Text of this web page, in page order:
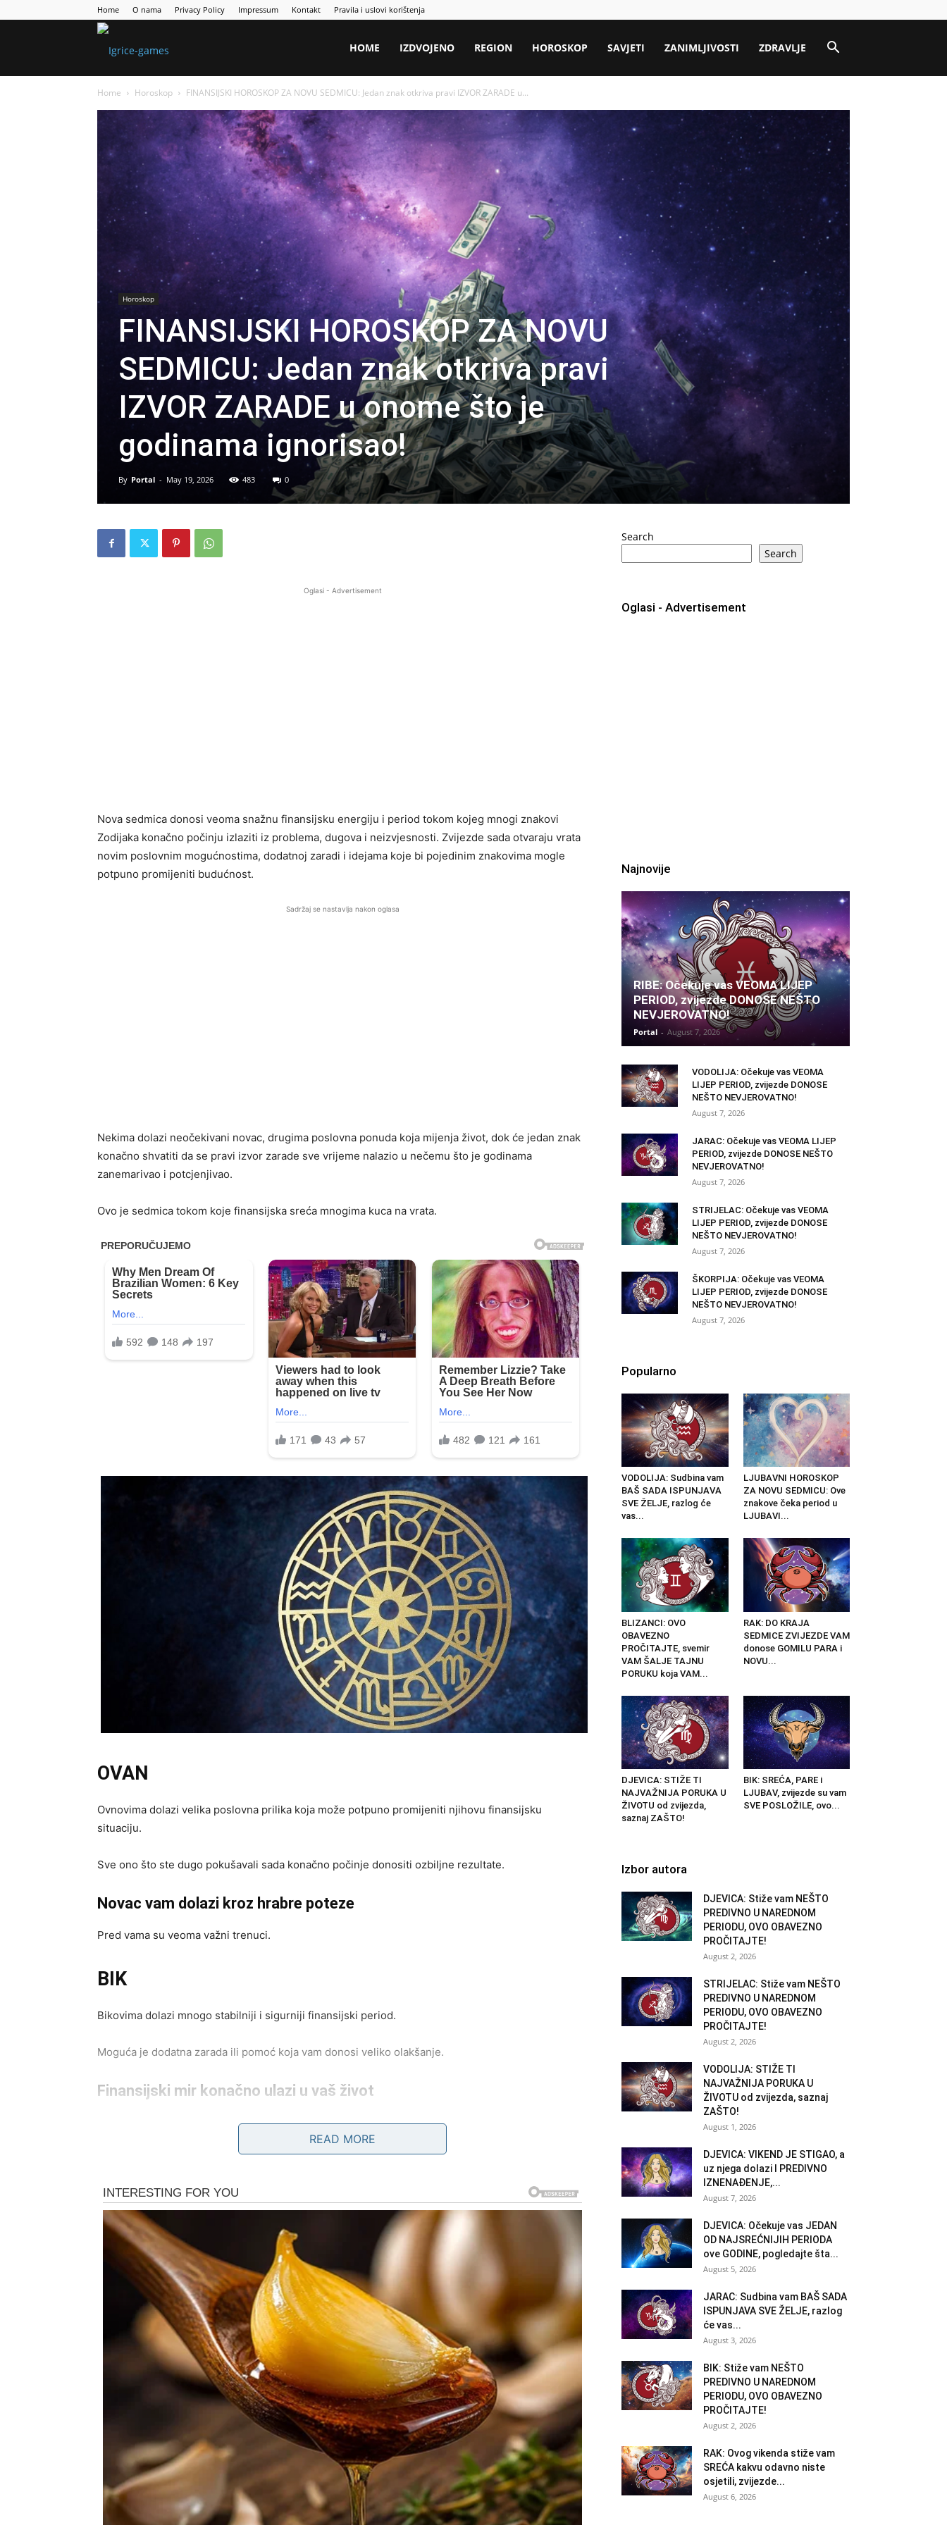
Home O nama Privacy Policy Impressum Kontakt Pravila i uslovi korištenja
HOME IZDVOJENO REGION HOROSKOP SAVJETI ZANIMLJIVOSTI ZDRAVLJE
Home Horoskop FINANSIJSKI HOROSKOP ZA NOVU SEDMICU: Jedan znak otkriva pravi IZVOR ZARADE u...
Horoskop
FINANSIJSKI HOROSKOP ZA NOVU
SEDMICU: Jedan znak otkriva pravi
IZVOR ZARADE u onome što je
godinama ignorisao!
By Portal - May 19, 2026 483 0
Oglasi - Advertisement
Nova sedmica donosi veoma snažnu finansijsku energiju i period tokom kojeg mnogi znakovi
Zodijaka konačno počinju izlaziti iz problema, dugova i neizvjesnosti. Zvijezde sada otvaraju vrata
novim poslovnim mogućnostima, dodatnoj zaradi i idejama koje bi pojedinim znakovima mogle
potpuno promijeniti budućnost.
Sadržaj se nastavlja nakon oglasa
Nekima dolazi neočekivani novac, drugima poslovna ponuda koja mijenja život, dok će jedan znak
konačno shvatiti da se pravi izvor zarade sve vrijeme nalazio u nečemu što je godinama
zanemarivao i potcjenjivao.
Ovo je sedmica tokom koje finansijska sreća mnogima kuca na vrata.
OVAN
Ovnovima dolazi velika poslovna prilika koja može potpuno promijeniti njihovu finansijsku
situaciju.
Sve ono što ste dugo pokušavali sada konačno počinje donositi ozbiljne rezultate.
Novac vam dolazi kroz hrabre poteze
Pred vama su veoma važni trenuci.
BIK
Bikovima dolazi mnogo stabilniji i sigurniji finansijski period.
Moguća je dodatna zarada ili pomoć koja vam donosi veliko olakšanje.
Finansijski mir konačno ulazi u vaš život
Pred vama su veoma pozitivni dani.
Zvijezde vam donose neočekivanu poslovnu ponudu ili saradnju.
Jedna prilika sada vam može potpuno promijeniti finansijsku budućnost.
Veliki novac dolazi iznenada
Pred vama su veoma uspješni trenuci.
RAK
Rakovima dolazi veliko olakšanje kada su posao i finansije u pitanju.
Poslije mnogo briga konačno dolazi osjećaj stabilnosti i sigurnosti.
Trud vam se konačno isplati
Pred vama su veoma važni trenuci.
READ MORE
Search
Search
Oglasi - Advertisement
Najnovije
RIBE: Očekuje vas VEOMA LIJEP
PERIOD, zvijezde DONOSE NEŠTO
NEVJEROVATNO!
Portal - August 7, 2026
VODOLIJA: Očekuje vas VEOMA
LIJEP PERIOD, zvijezde DONOSE
NEŠTO NEVJEROVATNO!
August 7, 2026
JARAC: Očekuje vas VEOMA LIJEP
PERIOD, zvijezde DONOSE NEŠTO
NEVJEROVATNO!
August 7, 2026
STRIJELAC: Očekuje vas VEOMA
LIJEP PERIOD, zvijezde DONOSE
NEŠTO NEVJEROVATNO!
August 7, 2026
ŠKORPIJA: Očekuje vas VEOMA
LIJEP PERIOD, zvijezde DONOSE
NEŠTO NEVJEROVATNO!
August 7, 2026
Popularno
VODOLIJA: Sudbina vam
BAŠ SADA ISPUNJAVA
SVE ŽELJE, razlog će
vas...
LJUBAVNI HOROSKOP
ZA NOVU SEDMICU: Ove
znakove čeka period u
LJUBAVI...
BLIZANCI: OVO
OBAVEZNO
PROČITAJTE, svemir
VAM ŠALJE TAJNU
PORUKU koja VAM...
RAK: DO KRAJA
SEDMICE ZVIJEZDE VAM
donose GOMILU PARA i
NOVU...
DJEVICA: STIŽE TI
NAJVAŽNIJA PORUKA U
ŽIVOTU od zvijezda,
saznaj ZAŠTO!
BIK: SREĆA, PARE i
LJUBAV, zvijezde su vam
SVE POSLOŽILE, ovo...
Izbor autora
DJEVICA: Stiže vam NEŠTO
PREDIVNO U NAREDNOM
PERIODU, OVO OBAVEZNO
PROČITAJTE!
August 2, 2026
STRIJELAC: Stiže vam NEŠTO
PREDIVNO U NAREDNOM
PERIODU, OVO OBAVEZNO
PROČITAJTE!
August 2, 2026
VODOLIJA: STIŽE TI
NAJVAŽNIJA PORUKA U
ŽIVOTU od zvijezda, saznaj
ZAŠTO!
August 1, 2026
DJEVICA: VIKEND JE STIGAO, a
uz njega dolazi I PREDIVNO
IZNENAĐENJE,...
August 7, 2026
DJEVICA: Očekuje vas JEDAN
OD NAJSREĆNIJIH PERIODA
ove GODINE, pogledajte šta...
August 5, 2026
JARAC: Sudbina vam BAŠ SADA
ISPUNJAVA SVE ŽELJE, razlog
će vas...
August 3, 2026
BIK: Stiže vam NEŠTO
PREDIVNO U NAREDNOM
PERIODU, OVO OBAVEZNO
PROČITAJTE!
August 2, 2026
RAK: Ovog vikenda stiže vam
SREĆA kakvu odavno niste
osjetili, zvijezde...
August 6, 2026